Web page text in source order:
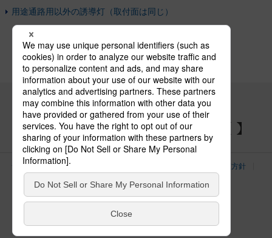
用途通路用以外の誘導灯（取付面は同じ）
パナソニックの電気設備 SNSアカウント
サイトのご利用にあたって
個人情報保護方針
Area/Country
電気・建築設備（ビジネス）
© Panasonic Electric Works Co., Ltd.